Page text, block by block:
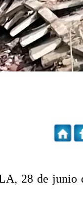
28 de junio